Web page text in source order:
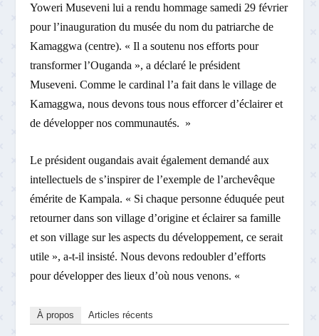
Yoweri Museveni lui a rendu hommage samedi 29 février
pour l’inauguration du musée du nom du patriarche de
Kamaggwa (centre). « Il a soutenu nos efforts pour
transformer l’Ouganda », a déclaré le président
Museveni. Comme le cardinal l’a fait dans le village de
Kamaggwa, nous devons tous nous efforcer d’éclairer et
de développer nos communautés. »
Le président ougandais avait également demandé aux
intellectuels de s’inspirer de l’exemple de l’archevêque
émérite de Kampala. « Si chaque personne éduquée peut
retourner dans son village d’origine et éclairer sa famille
et son village sur les aspects du développement, ce serait
utile », a-t-il insisté. Nous devons redoubler d’efforts
pour développer des lieux d’où nous venons. «
À propos Articles récents